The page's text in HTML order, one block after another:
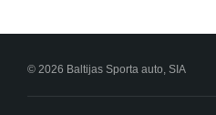
© 2026 Baltijas Sporta auto, SIA